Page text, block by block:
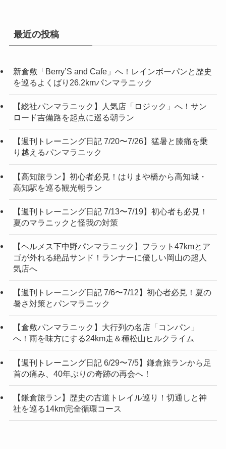
最近の投稿
新倉敷「Berry’S and Cafe」へ！レインボーパンと歴史
を巡るよくばり26.2kmパンマラニック
【総社パンマラニック】人気店「ロジック」へ！サン
ロード吉備路を起点に巡る朝ラン
【週刊トレーニング日記 7/20〜7/26】猛暑と膝痛を乗
り越えるパンマラニック
【高知旅ラン】初心者必見！はりまや橋から高知城・
高知駅を巡る観光朝ラン
【週刊トレーニング日記 7/13〜7/19】初心者も必見！
夏のマラニックと怪我の対策
【ヘルメス下中野パンマラニック】フラット47kmとア
ゴが外れる絶品サンド！ランナーに優しい岡山の超人
気店へ
【週刊トレーニング日記 7/6〜7/12】初心者必見！夏の
暑さ対策とパンマラニック
【倉敷パンマラニック】大行列の名店「コンパン」
へ！雨を味方にする24km走＆種松山ヒルクライム
【週刊トレーニング日記 6/29〜7/5】鎌倉旅ランから足
首の痛み、40年ぶりの奇跡の再会へ！
【鎌倉旅ラン】歴史の古道トレイル巡り！切通しと神
社を巡る14km完全循環コース